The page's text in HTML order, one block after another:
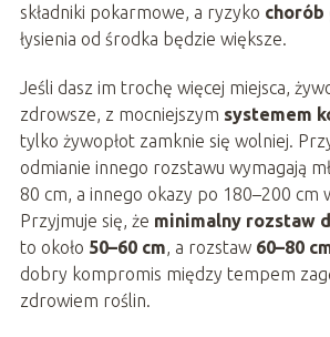
składniki pokarmowe, a ryzyko chorób
łysienia od środka będzie większe.
Jeśli dasz im trochę więcej miejsca,
zdrowsze, z mocniejszym systemem
tylko żywopłot zamknie się wolniej.
odmianie innego rozstawu wymagają
80 cm, a innego okazy po 180–200 cm
Przyjmuje się, że minimalny rozstaw
to około 50–60 cm , a rozstaw 60–80
dobry kompromis między tempem
zdrowiem roślin.